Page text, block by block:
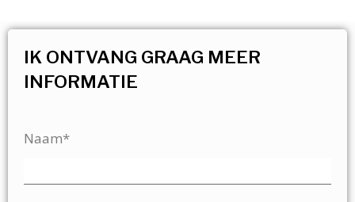
IK ONTVANG GRAAG MEER
INFORMATIE
Naam*